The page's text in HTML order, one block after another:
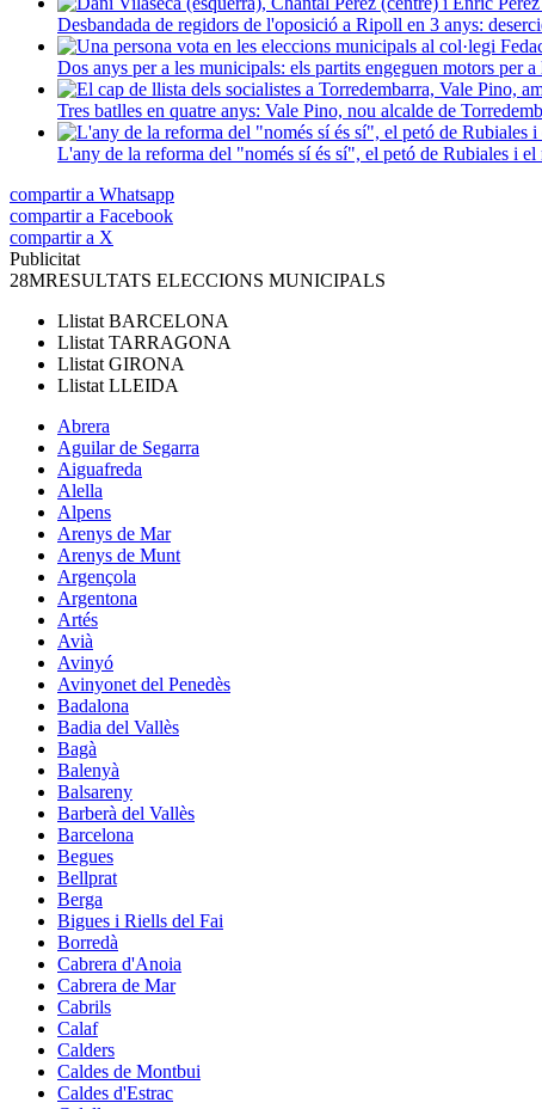
Desbandada de regidors de l'oposició a Ripoll en 3 anys:
Dos anys per a les municipals: els partits engeguen motors per
Tres batlles en quatre anys: Vale Pino, nou alcalde de
L'any de la reforma del "només sí és sí", el petó de Rubiales i el
compartir a Whatsapp
compartir a Facebook
compartir a X
Publicitat
28MRESULTATS ELECCIONS MUNICIPALS
Llistat BARCELONA
Llistat TARRAGONA
Llistat GIRONA
Llistat LLEIDA
Abrera
Aguilar de Segarra
Aiguafreda
Alella
Alpens
Arenys de Mar
Arenys de Munt
Argençola
Argentona
Artés
Avià
Avinyó
Avinyonet del Penedès
Badalona
Badia del Vallès
Bagà
Balenyà
Balsareny
Barberà del Vallès
Barcelona
Begues
Bellprat
Berga
Bigues i Riells del Fai
Borredà
Cabrera d'Anoia
Cabrera de Mar
Cabrils
Calaf
Calders
Caldes de Montbui
Caldes d'Estrac